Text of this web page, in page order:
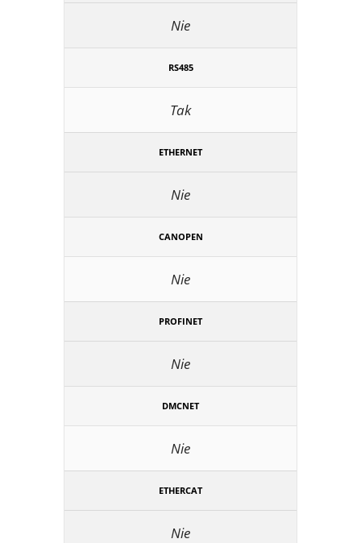
Nie
RS485
Tak
ETHERNET
Nie
CANOPEN
Nie
PROFINET
Nie
DMCNET
Nie
ETHERCAT
Nie